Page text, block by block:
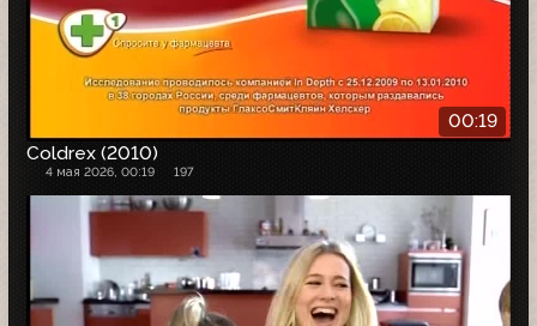
00:19
Coldrex (2010)
4 мая 2026, 00:19 197